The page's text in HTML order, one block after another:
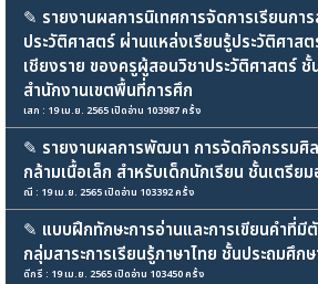
✎ รายงานผลการนิเทศการจัดการเรียนกา
ประวัติศาสตร์ ผ่านแหล่งเรียนรู้ประวัติศาส
เชียงราย ของครูผู้สอนวิชาประวัติศาสตร์
สำนักงานเขตพื้นที่การศึก
เสก : 19 เม.ย. 2565 เปิดอ่าน 103987 ครั้ง
✎ รายงานผลการพัฒนา การจัดกิจกรรมศิ
กล้ามเนื้อเล็ก สำหรับเด็กนักเรียน ชั้นเตรีย
ณี : 19 เม.ย. 2565 เปิดอ่าน 103392 ครั้ง
✎ แบบฝึกทักษะการอ่านและการเขียนคำที่มี
กลุ่มสาระการเรียนรู้ภาษาไทย ชั้นประถมศึก
ดีกรี : 19 เม.ย. 2565 เปิดอ่าน 103450 ครั้ง